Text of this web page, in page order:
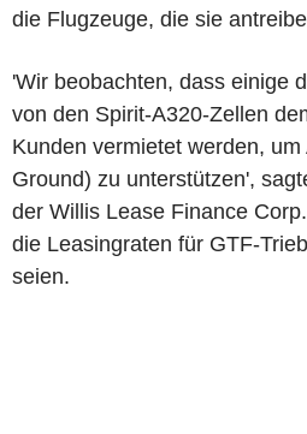
die Flugzeuge, die sie
'Wir beobachten, dass einige
von den Spirit-A320-Zellen
Kunden vermietet werden,
Ground) zu unterstützen',
der Willis Lease Finance
die Leasingraten für GTF-
seien.